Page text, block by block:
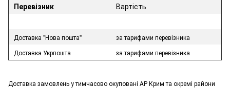
Перевізник Вартість
Доставка "Нова пошта"
за тарифами перевізника
Доставка Укрпошта
за тарифами перевізника
Доставка замовлень у тимчасово окуповані АР Крим та окремі райони